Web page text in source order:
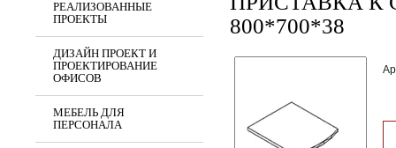
800*700*38
РЕАЛИЗОВАННЫЕ
ПРОЕКТЫ
ДИЗАЙН ПРОЕКТ И
ПРОЕКТИРОВАНИЕ
ОФИСОВ
МЕБЕЛЬ ДЛЯ
ПЕРСОНАЛА